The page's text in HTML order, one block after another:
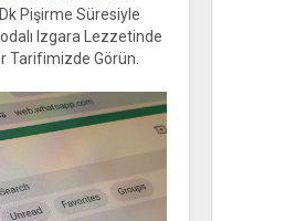
Pişirme Süresiyle
Izgara Lezzetinde
Tarifimizde Görün.